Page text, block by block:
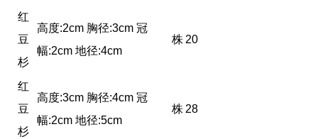
红
豆
杉
高度:2cm 胸径:3cm 冠
幅:2cm 地径:4cm
株 20
红
豆
杉
高度:3cm 胸径:4cm 冠
幅:2cm 地径:5cm
株 28